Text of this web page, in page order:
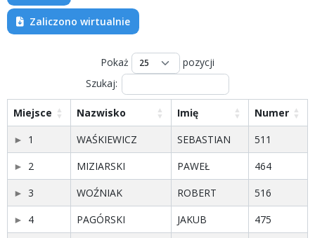
Zaliczono wirtualnie
Pokaż
pozycji
Szukaj:
Miejsce Nazwisko Imię
Numer
1
WAŚKIEWICZ SEBASTIAN
511
2
MIZIARSKI PAWEŁ
464
3
WOŹNIAK ROBERT
516
4
PAGÓRSKI JAKUB
475